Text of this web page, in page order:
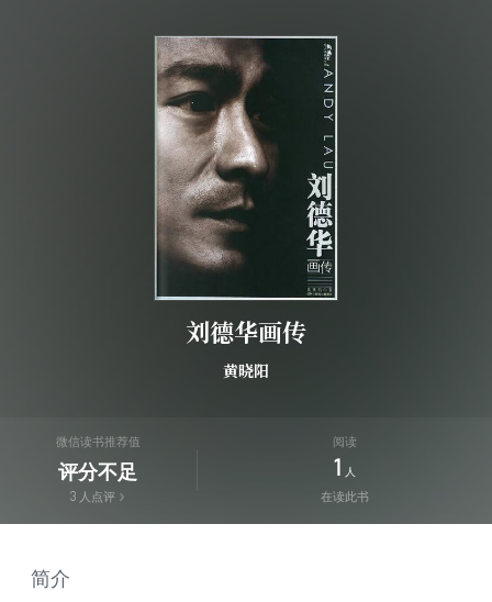
刘德华画传
黄晓阳
微信读书推荐值
评分不足
3 人点评
阅读
1 人
在读此书
简介